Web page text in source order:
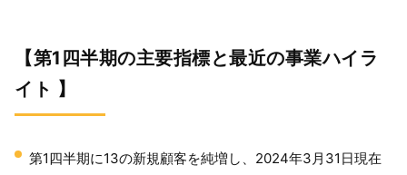
【第1四半期の主要指標と最近の事業ハイラ
イト 】
第1四半期に13の新規顧客を純増し、2024年3月31日現在